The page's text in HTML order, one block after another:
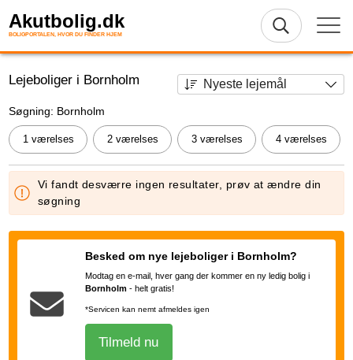
Akutbolig.dk
BOLIGPORTALEN, HVOR DU FINDER HJEM
Lejeboliger i Bornholm
Søgning: Bornholm
1 værelses 2 værelses 3 værelses 4 værelses
Vi fandt desværre ingen resultater, prøv at ændre din
søgning
Besked om nye lejeboliger i Bornholm?
Modtag en e-mail, hver gang der kommer en ny ledig bolig i
Bornholm - helt gratis!
*Servicen kan nemt afmeldes igen
Tilmeld nu